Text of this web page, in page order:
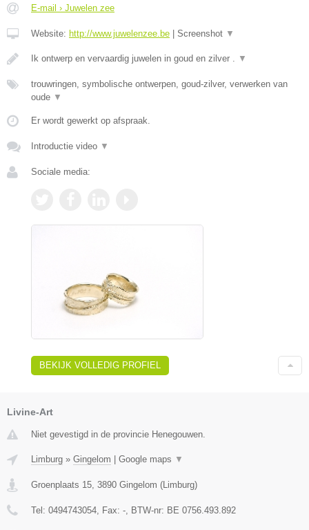
E-mail › Juwelen zee
Website: http://www.juwelenzee.be Screenshot ▼
Ik ontwerp en vervaardig juwelen in goud en zilver . ▼
trouwringen, symbolische ontwerpen, goud-zilver, verwerken van
oude ▼
Er wordt gewerkt op afspraak.
Introductie video ▼
Sociale media:
BEKIJK VOLLEDIG PROFIEL
Livine-Art
Niet gevestigd in de provincie Henegouwen.
Limburg » Gingelom Google maps ▼
Groenplaats 15, 3890 Gingelom (Limburg)
Tel: 0494743054, Fax: -, BTW-nr: BE 0756.493.892